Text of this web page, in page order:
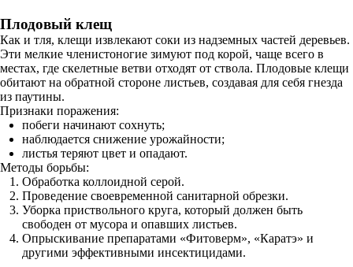
Плодовый клещ
Как и тля, клещи извлекают соки из надземных частей деревьев.
Эти мелкие членистоногие зимуют под корой, чаще всего в
местах, где скелетные ветви отходят от ствола. Плодовые клещи
обитают на обратной стороне листьев, создавая для себя гнезда
из паутины.
Признаки поражения:
побеги начинают сохнуть;
наблюдается снижение урожайности;
листья теряют цвет и опадают.
Методы борьбы:
Обработка коллоидной серой.
Проведение своевременной санитарной обрезки.
Уборка приствольного круга, который должен быть
свободен от мусора и опавших листьев.
Опрыскивание препаратами «Фитоверм», «Каратэ» и
другими эффективными инсектицидами.